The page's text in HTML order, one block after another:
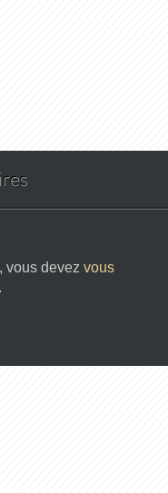
vous devez vous